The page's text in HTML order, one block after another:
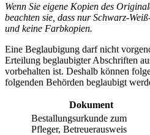
Wenn Sie eigene Kopien des
beachten sie, dass nur Schwarz-
und keine Farbkopien.
Eine Beglaubigung darf nicht
Erteilung beglaubigter Abschriften
vorbehalten ist. Deshalb können
folgenden Behörden beglaubigt
Dokument
Bestallungsurkunde zum
Pfleger, Betreuerausweis